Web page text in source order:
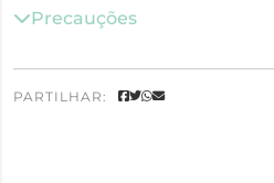
Precauções
PARTILHAR: